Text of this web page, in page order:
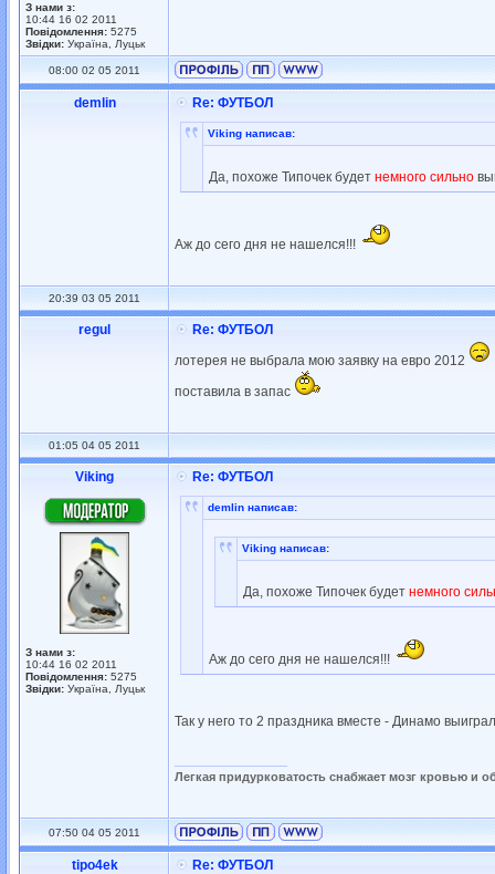
З нами з:
10:44 16 02 2011
Повідомлення: 5275
Звідки: Україна, Луцьк
08:00 02 05 2011
demlin Re: ФУТБОЛ
Viking написав:
Да, похоже Типочек будет немного сильно
Аж до сего дня не нашелся!!!
20:39 03 05 2011
regul
Re: ФУТБОЛ
лотерея не выбрала мою заявку на евро 2012
поставила в запас
01:05 04 05 2011
Viking
З нами з:
10:44 16 02 2011
Повідомлення: 5275
Звідки: Україна, Луцьк
Re: ФУТБОЛ
demlin написав:
Viking написав:
Да, похоже Типочек будет немного
Аж до сего дня не нашелся!!!
Так у него то 2 праздника вместе - Динамо
Легкая придурковатость снабжает мозг кровью и
07:50 04 05 2011
tipo4ek
Re: ФУТБОЛ